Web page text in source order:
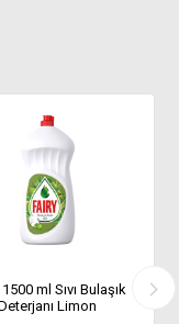
ml Sıvı Bulaşık
Limon